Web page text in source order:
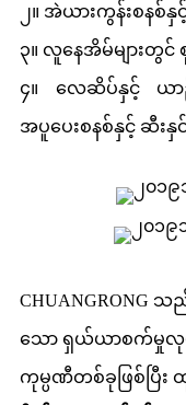
၂။ အဲယားကွန်းစနစ်နှ
၃။ လူနေအိမ်များတွင်
၄။ လေဆိပ်နှင့် ယာ
အပူပေးစနစ်နှင့် ဆီးနှ
သော ရှယ်ယာစက်မှုလုပ်
ကုမ္ပဏီတစ်ခုဖြစ်ပ